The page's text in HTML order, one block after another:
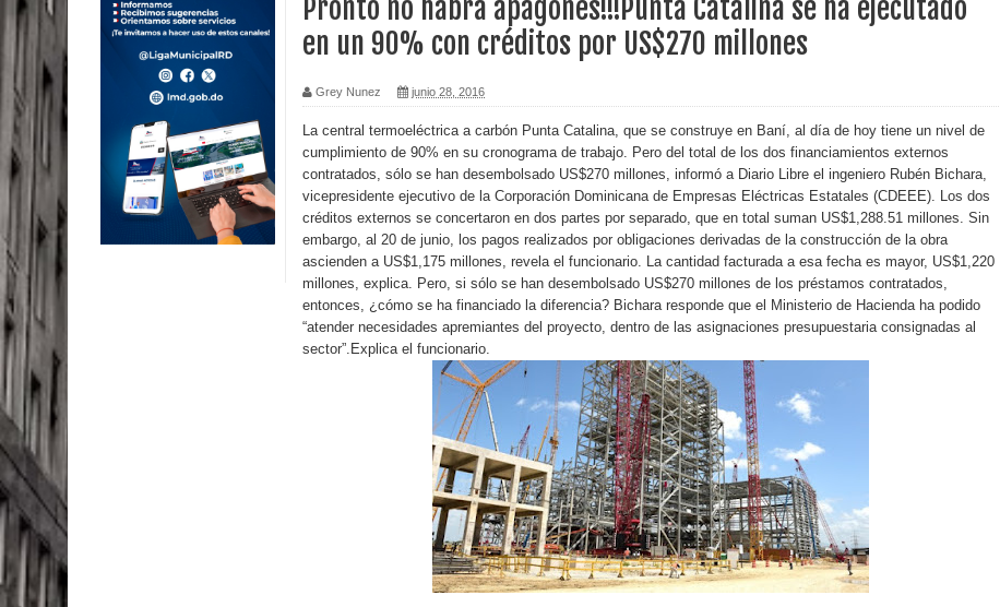
TC declara inconstitucional decreto sobre horarios de venta de alcohol vigente desde 2006 y exige ley del
Congreso
Presidente LMD Víctor D´Aza supervisa obra relleno sanitario y se reúne con alcalde San Cristóbal
Un lunes trágico deja seis jóvenes muertos
Heridos y edificios colapsados tras terremoto de magnitud 7,1 en Japón
Poder Ejecutivo promulga modificaciones al nuevo Código Penal
Diputado Félix Michell Rodríguez reveló que con Presupuesto Complementario gobierno endeuda país con
El PRM tendrá desde el próximo domingo una dirección de hombres
Nueva York aprueba ley para poner fin a la vida de personas con enfermedades terminales
Juan Luis Guerra cerrará los Juegos Centroamericanos SD 2026
Pronto no habrá apagones!!!Punta Catalina se ha ejecutado
en un 90% con créditos por US$270 millones
Grey Nunez junio 28, 2016
La central termoeléctrica a carbón Punta Catalina, que se construye en Baní, al día de hoy tiene un nivel de
cumplimiento de 90% en su cronograma de trabajo. Pero del total de los dos financiamientos externos
contratados, sólo se han desembolsado US$270 millones, informó a Diario Libre el ingeniero Rubén Bichara,
vicepresidente ejecutivo de la Corporación Dominicana de Empresas Eléctricas Estatales (CDEEE). Los dos
créditos externos se concertaron en dos partes por separado, que en total suman US$1,288.51 millones. Sin
embargo, al 20 de junio, los pagos realizados por obligaciones derivadas de la construcción de la obra
ascienden a US$1,175 millones, revela el funcionario. La cantidad facturada a esa fecha es mayor, US$1,220
millones, explica. Pero, si sólo se han desembolsado US$270 millones de los préstamos contratados,
entonces, ¿cómo se ha financiado la diferencia? Bichara responde que el Ministerio de Hacienda ha podido
“atender necesidades apremiantes del proyecto, dentro de las asignaciones presupuestaria consignadas al
sector”.Explica el funcionario.